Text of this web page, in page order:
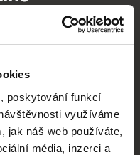
poskytování funkcí
využíváme
jak náš web používáte,
média, inzerci a
7 klíčových evropských
Doc Alliance. Naším cílem je
jeho rozmanitost a
filmy.